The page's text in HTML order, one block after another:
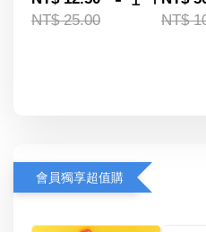
NT$ 25.00
NT$
會員獨享超值購